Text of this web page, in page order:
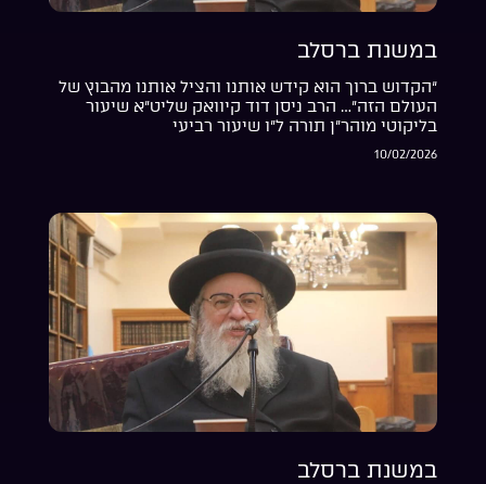
במשנת ברסלב
“הקדוש ברוך הוא קידש אותנו והציל אותנו מהבוץ של
העולם הזה”… הרב ניסן דוד קיוואק שליט”א שיעור
בליקוטי מוהר”ן תורה ל”ו שיעור רביעי
10/02/2026
במשנת ברסלב